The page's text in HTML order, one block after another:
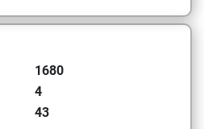
1680
4
43